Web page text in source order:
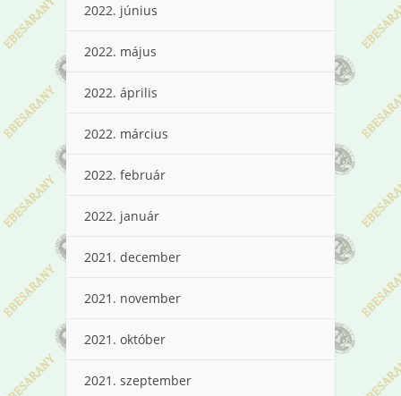
2022. június
2022. május
2022. április
2022. március
2022. február
2022. január
2021. december
2021. november
2021. október
2021. szeptember